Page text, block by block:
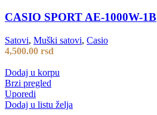
CASIO SPORT AE-1000W-1B
Satovi, Muški satovi, Casio
4,500.00 rsd
Dodaj u korpu
Brzi pregled
Uporedi
Dodaj u listu želja